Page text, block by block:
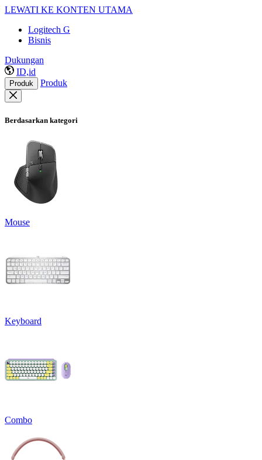
LEWATI KE KONTEN UTAMA
Logitech G
Bisnis
Dukungan
ID,id
Produk Produk
Berdasarkan kategori
Mouse
Keyboard
Combo